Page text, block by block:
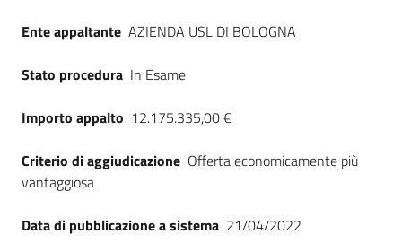
Ente appaltante AZIENDA USL DI BOLOGNA
Stato procedura In Esame
Importo appalto 12.175.335,00 €
Criterio di aggiudicazione Offerta economicamente più
vantaggiosa
Data di pubblicazione a sistema 21/04/2022